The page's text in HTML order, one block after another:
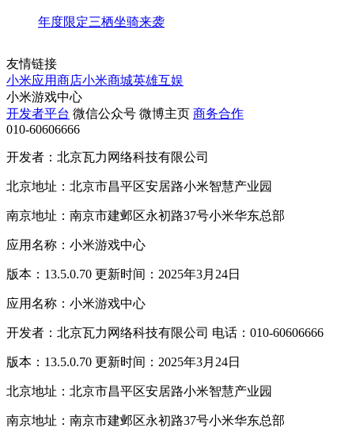
年度限定三栖坐骑来袭
友情链接
小米应用商店小米商城英雄互娱
小米游戏中心
开发者平台 微信公众号 微博主页 商务合作
010-60606666
开发者：北京瓦力网络科技有限公司
北京地址：北京市昌平区安居路小米智慧产业园
南京地址：南京市建邺区永初路37号小米华东总部
应用名称：小米游戏中心
版本：13.5.0.70 更新时间：2025年3月24日
应用名称：小米游戏中心
开发者：北京瓦力网络科技有限公司 电话：010-60606666
版本：13.5.0.70 更新时间：2025年3月24日
北京地址：北京市昌平区安居路小米智慧产业园
南京地址：南京市建邺区永初路37号小米华东总部